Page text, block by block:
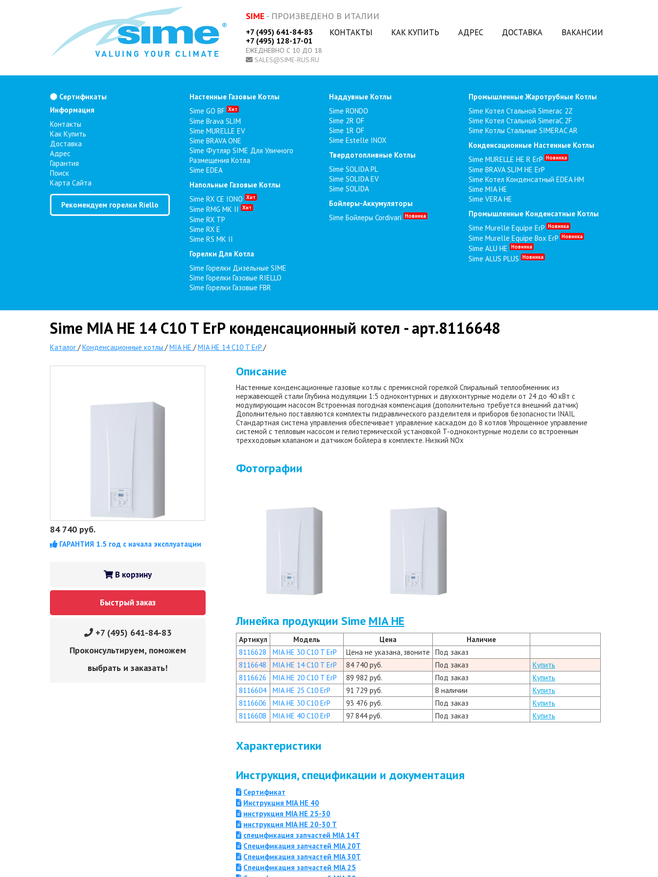
SIME- ПРОИЗВЕДЕНО В ИТАЛИИ
+7 (495) 641-84-83
+7 (495) 128-17-01
ЕЖЕДНЕВНО С 10 ДО 18
SALES@SIME-RUS.RU
КОНТАКТЫ КАК КУПИТЬ АДРЕС ДОСТАВКА ВАКАНСИИ
Сертификаты
Информация
Контакты
Как Купить
Доставка
Адрес
Гарантия
Поиск
Карта Сайта
Рекомендуем горелки Riello
Настенные Газовые Котлы
Sime GO BF Хит
Sime Brava SLIM
Sime MURELLE EV
Sime BRAVA ONE
Sime Футляр SIME Для Уличного
Размещения Котла
Sime EDEA
Напольные Газовые Котлы
Sime RX CE IONO Хит
Sime RMG MK II Хит
Sime RX TP
Sime RX E
Sime RS MK II
Горелки Для Котла
Sime Горелки Дизельные SIME
Sime Горелки Газовые RIELLO
Sime Горелки Газовые FBR
Наддувные Котлы
Sime RONDO
Sime 2R OF
Sime 1R OF
Sime Estelle INOX
Твердотопливные Котлы
Sime SOLIDA PL
Sime SOLIDA EV
Sime SOLIDA
Бойлеры-Аккумуляторы
Sime Бойлеры Cordivari Новинка
Промышленные Жаротрубные Котлы
Sime Котел Стальной Simerac 2Z
Sime Котел Стальной SimeraC 2F
Sime Котлы Стальные SIMERAC AR
Конденсационные Настенные Котлы
Sime MURELLE HE R ErP Новинка
Sime BRAVA SLIM HE ErP
Sime Котел Конденсатный EDEA HM
Sime MIA HE
Sime VERA HE
Промышленные Конденсатные Котлы
Sime Murelle Equipe ErP Новинка
Sime Murelle Equipe Box ErP Новинка
Sime ALU HE Новинка
Sime ALUS PLUS Новинка
Sime MIA HE 14 C10 T ErP конденсационный котел - арт.8116648
Каталог /Конденсационные котлы /MIA HE /MIA HE 14 C10 T ErP /
84 740 руб.
ГАРАНТИЯ 1.5 год с начала эксплуатации
В корзину
Быстрый заказ
+7 (495) 641-84-83
Проконсультируем, поможем
выбрать и заказать!
Описание
Настенные конденсационные газовые котлы с премиксной горелкой Спиральный теплообменник из
нержавеющей стали Глубина модуляции 1:5 одноконтурных и двухконтурные модели от 24 до 40 кВт с
модулирующим насосом Встроенная погодная компенсация (дополнительно требуется внешний датчик)
Дополнительно поставляются комплекты гидравлического разделителя и приборов безопасности INAIL
Стандартная система управления обеспечивает управление каскадом до 8 котлов Упрощенное управление
системой с тепловым насосом и гелиотермической установкой T-одноконтурные модели со встроенным
трехходовым клапаном и датчиком бойлера в комплекте. Низкий NOx
Фотографии
Линейка продукции Sime MIA HE
Артикул Модель Цена
Наличие
8116628
MIA HE 30 C10 T ErP Цена не указана, звоните
Под заказ
8116648
MIA HE 14 C10 T ErP 84 740 руб. Под заказ
Купить
8116626
MIA HE 20 C10 T ErP 89 982 руб. Под заказ
Купить
8116604
MIA HE 25 C10 ErP 91 729 руб. В наличии
Купить
8116606
MIA HE 30 C10 ErP 93 476 руб. Под заказ
Купить
8116608
MIA HE 40 C10 ErP 97 844 руб. Под заказ Купить
Характеристики
Инструкция, спецификации и документация
Сертификат
Инструкция MIA HE 40
инструкция MIA HE 25-30
инструкция MIA HE 20-30 T
спецификация запчастей MIA 14T
Спецификация запчастей MIA 20T
Спецификация запчастей MIA 30T
Спецификация запчастей MIA 25